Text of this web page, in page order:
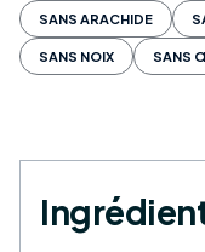
SANS ARACHIDE
SANS NOIX SANS